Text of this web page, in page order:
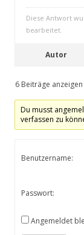
Diese Antwort
bearbeitet.
Autor
6 Beiträge
Du musst
verfassen zu
Benutzername:
Passwort:
Angemeldet